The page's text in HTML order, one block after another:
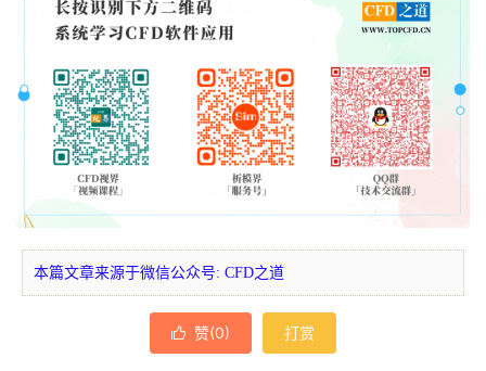
本篇文章来源于微信公众号: CFD之道
 赞(0) 打赏